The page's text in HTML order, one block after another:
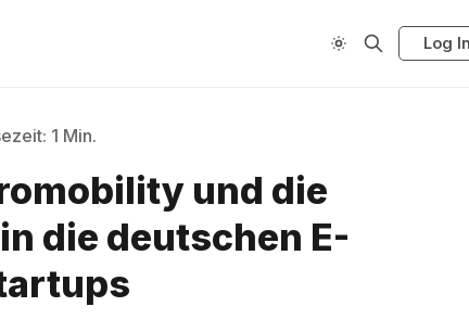
Log In
3 Zeichen ein
1 Min.
und die
die deutschen E-